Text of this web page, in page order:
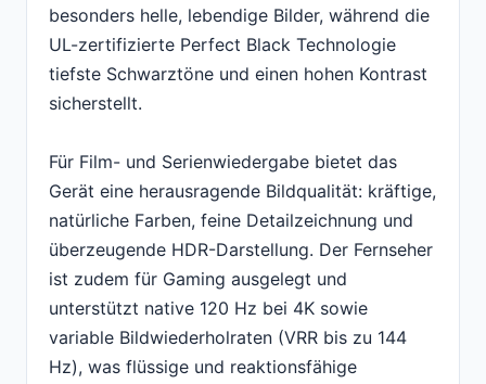
besonders helle, lebendige Bilder, während die
UL-zertifizierte Perfect Black Technologie
tiefste Schwarztöne und einen hohen Kontrast
sicherstellt.
Für Film- und Serienwiedergabe bietet das
Gerät eine herausragende Bildqualität: kräftige,
natürliche Farben, feine Detailzeichnung und
überzeugende HDR-Darstellung. Der Fernseher
ist zudem für Gaming ausgelegt und
unterstützt native 120 Hz bei 4K sowie
variable Bildwiederholraten (VRR bis zu 144
Hz), was flüssige und reaktionsfähige